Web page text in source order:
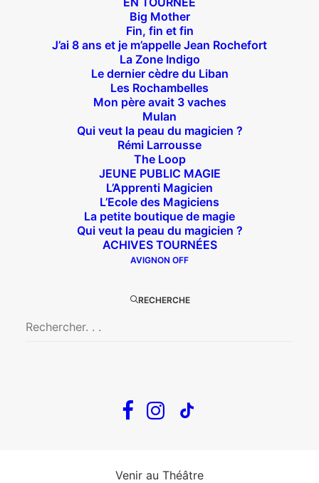
Big Mother
Fin, fin et fin
J’ai 8 ans et je m’appelle Jean Rochefort
La Zone Indigo
Le dernier cèdre du Liban
Les Rochambelles
Mon père avait 3 vaches
Mulan
Qui veut la peau du magicien ?
Rémi Larrousse
The Loop
JEUNE PUBLIC MAGIE
L’Apprenti Magicien
L’Ecole des Magiciens
La petite boutique de magie
Qui veut la peau du magicien ?
ACHIVES TOURNÉES
AVIGNON OFF
RECHERCHE
14 bis rue Sainte Isaure 75018 Paris
Joffrin / Simplon – Loc : 01 42 62 35 00
À l’affiche
Big Mother
La Zone Indigo
Le goût de la framboise
Fin, fin et fin
The Loop
Venir au Théâtre